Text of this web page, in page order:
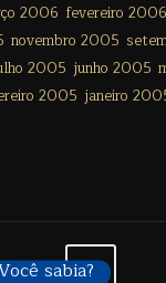
2006 fevereiro 2006
novembro 2005
2005 junho 2005
2005 janeiro
sabia?